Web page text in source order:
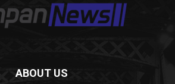
ABOUT US